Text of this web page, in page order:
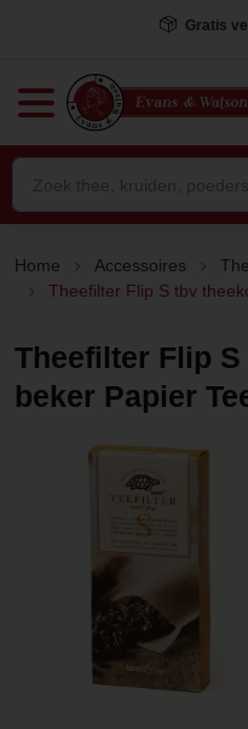
Gratis
Home Accessoires
Theefilter Flip S tbv
Theefilter Flip
beker Papier